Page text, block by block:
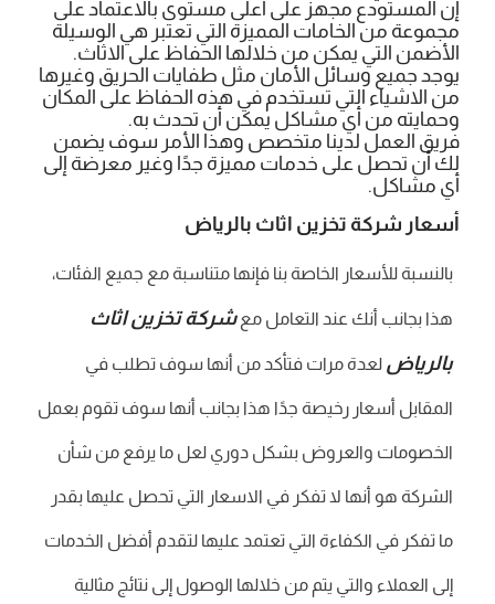
إن المستودع مجهز على أعلى مستوى بالاعتماد على
مجموعة من الخامات المميزة التي تعتبر هي الوسيلة
الأضمن التي يمكن من خلالها الحفاظ على الاثاث.
يوجد جميع وسائل الأمان مثل طفايات الحريق وغيرها
من الاشياء التي تستخدم في هذه الحفاظ على المكان
وحمايته من أي مشاكل يمكن أن تحدث به.
فريق العمل لدينا متخصص وهذا الأمر سوف يضمن
لك أن تحصل على خدمات مميزة جدًا وغير معرضة إلى
أي مشاكل.
أسعار شركة تخزين اثاث بالرياض
بالنسبة للأسعار الخاصة بنا فإنها متناسبة مع جميع الفئات،
هذا بجانب أنك عند التعامل معشركة تخزين اثاث
بالرياض لعدة مرات فتأكد من أنها سوف تطلب في
المقابل أسعار رخيصة جدًا هذا بجانب أنها سوف تقوم بعمل
الخصومات والعروض بشكل دوري لعل ما يرفع من شأن
الشركة هو أنها لا تفكر في الاسعار التي تحصل عليها بقدر
ما تفكر في الكفاءة التي تعتمد عليها لتقدم أفضل الخدمات
إلى العملاء والتي يتم من خلالها الوصول إلى نتائج مثالية